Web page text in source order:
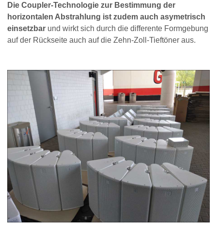
Die Coupler-Technologie zur Bestimmung der
horizontalen Abstrahlung ist zudem auch asymetrisch
einsetzbar und wirkt sich durch die differente Formgebung
auf der Rückseite auch auf die Zehn-Zoll-Tieftöner aus.